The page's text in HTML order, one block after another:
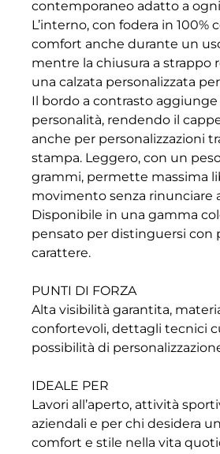
contemporaneo adatto a
L’interno, con fodera in 100%
comfort anche durante un
mentre la chiusura a strappo
una calzata personalizzata
Il bordo a contrasto
personalità, rendendo il
anche per personalizzazioni
stampa. Leggero, con un
grammi, permette massima
movimento senza rinunciare
Disponibile in una gamma
pensato per distinguersi con
carattere.
PUNTI DI FORZA
Alta visibilità garantita,
confortevoli, dettagli tecnici
possibilità di
IDEALE PER
Lavori all’aperto, attività
aziendali e per chi desidera
comfort e stile nella vita